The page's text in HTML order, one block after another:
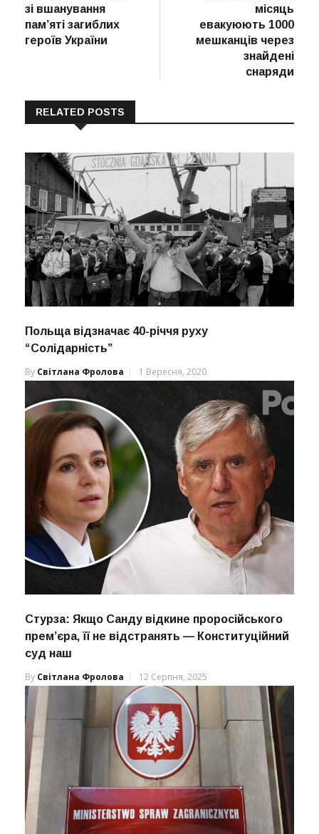
зі вшанування
пам’яті загиблих
героїв України
місяць
евакуюють 1000
мешканців через
знайдені
снаряди
RELATED POSTS
Польща відзначає 40-річчя руху
“Солідарність”
By Світлана Фролова 1 Вересня, 2020
Стурза: Якщо Санду відкине проросійського
прем’єра, її не відстранять — Конституційний
суд наш
By Світлана Фролова 12 Серпня, 2025